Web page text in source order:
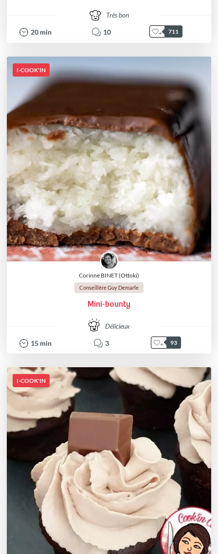
Très bon
20 min 10 711
I-COOK'IN
Corinne BINET (Ottoki)
Conseillère Guy Demarle
Mini-bounty
Délicieux
15 min 3 93
I-COOK'IN